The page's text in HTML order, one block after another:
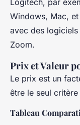
Windows, Mac,
avec des
Zoom.
Prix et Valeur
Le prix est un
être le seul
Tableau